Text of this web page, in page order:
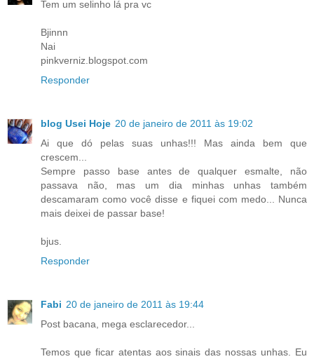
Tem um selinho lá pra vc
Bjinnn
Nai
pinkverniz.blogspot.com
Responder
blog Usei Hoje 20 de janeiro de 2011 às 19:02
Ai que dó pelas suas unhas!!! Mas ainda bem que
crescem...
Sempre passo base antes de qualquer esmalte, não
passava não, mas um dia minhas unhas também
descamaram como você disse e fiquei com medo... Nunca
mais deixei de passar base!
bjus.
Responder
Fabi 20 de janeiro de 2011 às 19:44
Post bacana, mega esclarecedor...
Temos que ficar atentas aos sinais das nossas unhas. Eu